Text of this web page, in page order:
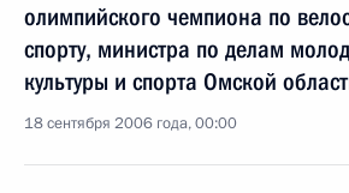
олимпийского чемпиона по
спорту, министра по делам
культуры и спорта Омской
18 сентября 2006 года, 00:00